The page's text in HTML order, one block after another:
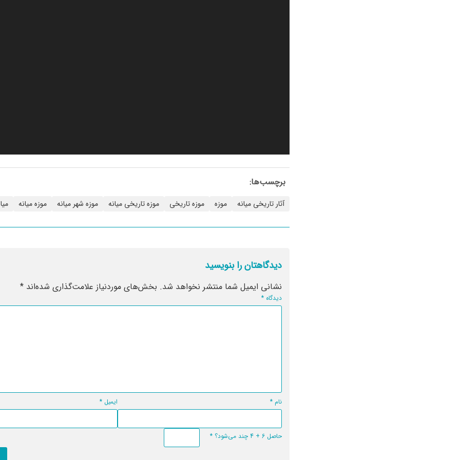
برچسب‌ها:
آثار تاریخی میانه موزه موزه تاریخی موزه تاریخی میانه موزه شهر میانه موزه میانه
دیدگاهتان را بنویسید
نشانی ایمیل شما منتشر نخواهد شد. بخش‌های موردنیاز علامت‌گذاری شده‌اند *
دیدگاه *
نام * ایمیل *
حاصل 6 + 4 چند می‌شود؟ *